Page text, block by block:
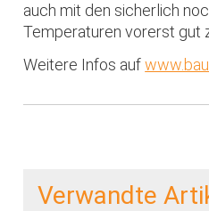
auch mit den sicherlich
Temperaturen vorerst gut
Weitere Infos auf
Verwandte